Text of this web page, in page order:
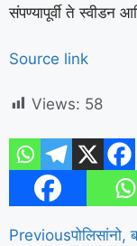
संपण्यापूर्वी ते स्वीडन
Source link
Views: 58
Previousपोलिसांनो,